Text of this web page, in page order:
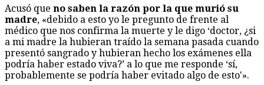
Acusó que no saben la razón por la que murió su
madre, «debido a esto yo le pregunto de frente al
médico que nos confirma la muerte y le digo ‘doctor, ¿si
a mi madre la hubieran traído la semana pasada cuando
presentó sangrado y hubieran hecho los exámenes ella
podría haber estado viva?’ a lo que me responde ‘sí,
probablemente se podría haber evitado algo de esto'».